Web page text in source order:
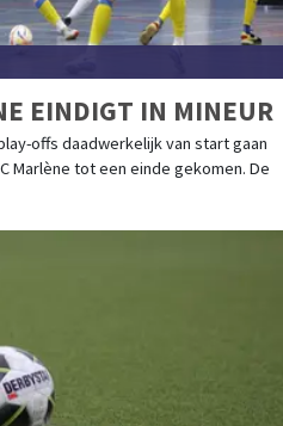
EINDIGT IN MINEUR
offs daadwerkelijk van start gaan
Marlène tot een einde gekomen. De